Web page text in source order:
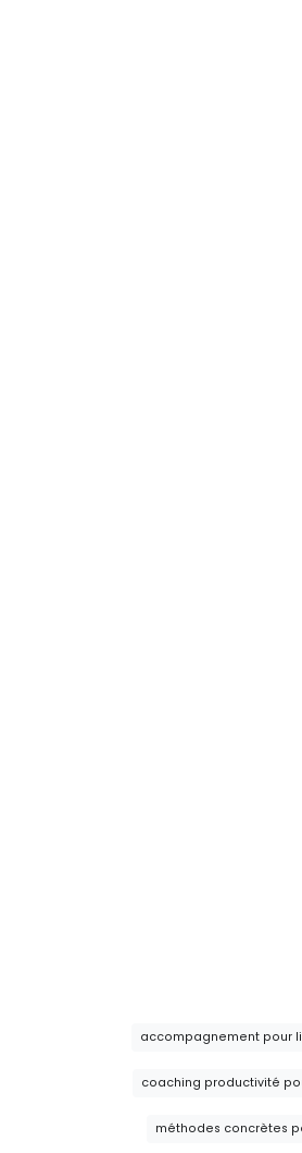
accompagnement pour
coaching productivité
méthodes concrètes